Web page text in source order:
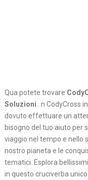
Qua potete trovare
Soluzioni . n CodyCross
dovuto effettuare un
bisogno del tuo aiuto per
viaggio nel tempo e nello
nostro pianeta e le
tematici. Esplora
in questo cruciverba